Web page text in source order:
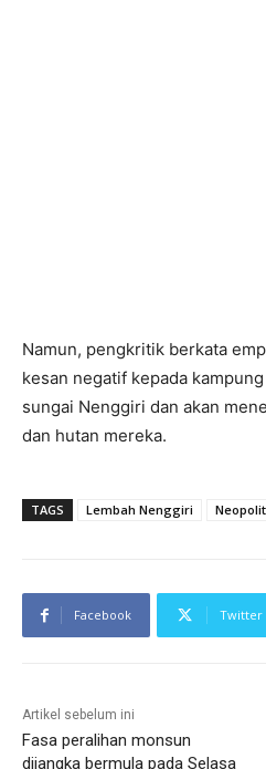
Namun, pengkritik berkata
kesan negatif kepada
sungai Nenggiri dan akan
dan hutan mereka.
TAGS Lembah Nenggiri
Facebook Twitter
Artikel sebelum ini
Fasa peralihan monsun
dijangka bermula pada Selasa